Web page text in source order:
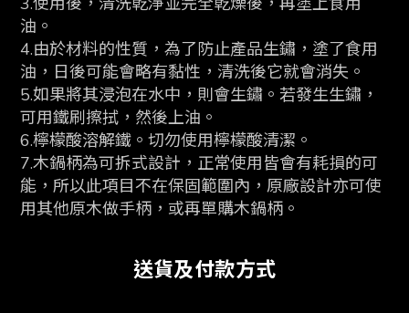
油。
4.由於材料的性質，為了防止產品生鏽，塗了食用
油，日後可能會略有黏性，清洗後它就會消失。
5.如果將其浸泡在水中，則會生鏽。若發生生鏽，
可用鐵刷擦拭，然後上油。
6.檸檬酸溶解鐵。切勿使用檸檬酸清潔。
7.木鍋柄為可拆式設計，正常使用皆會有耗損的可
能，所以此項目不在保固範圍內，原廠設計亦可使
用其他原木做手柄，或再單購木鍋柄。
送貨及付款方式